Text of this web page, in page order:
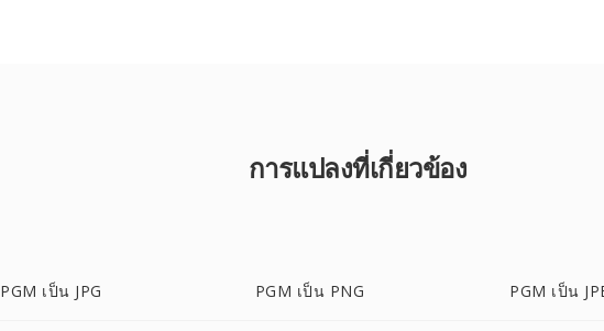
การแปลงที่เกี่ยวข้อง
PGM เป็น JPG PGM เป็น PNG PGM เป็น